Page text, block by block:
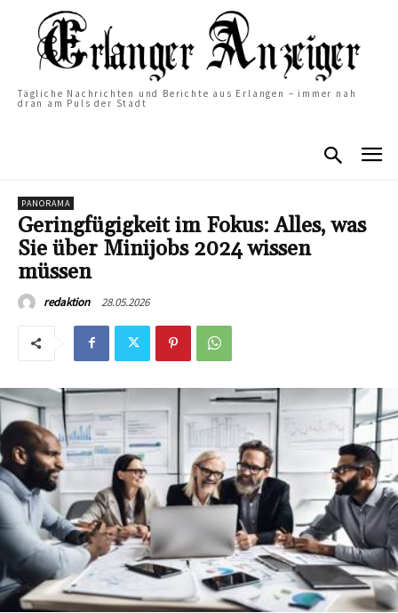
Tägliche Nachrichten und Berichte aus Erlangen – immer nah
dran am Puls der Stadt
PANORAMA
Geringfügigkeit im Fokus: Alles, was
Sie über Minijobs 2024 wissen
müssen
redaktion 28.05.2026